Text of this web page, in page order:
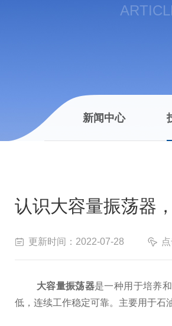
新闻中心
认识大容量振荡器
更新时间：2022-07-28
大容量振荡器是一种用于培养
低，连续工作稳定可靠。主要用于石